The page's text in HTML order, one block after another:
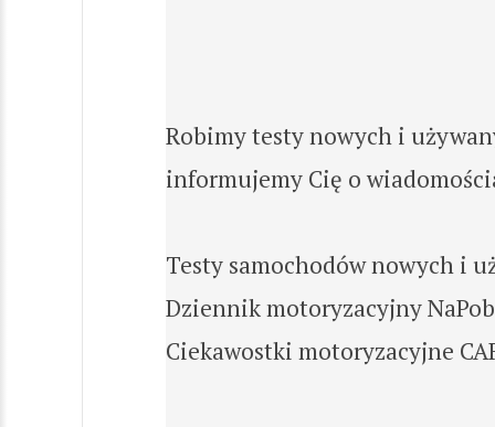
Robimy testy nowych i
informujemy Cię o
Testy samochodów nowych i
Dziennik motoryzacyjny
Ciekawostki motoryzacyjne